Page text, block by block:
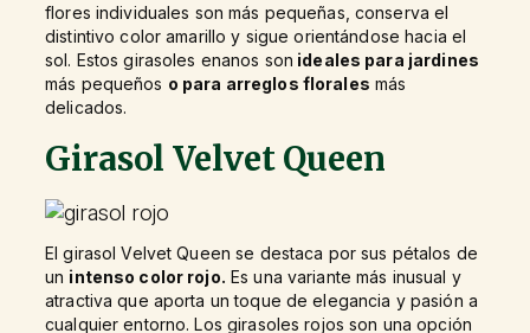
flores individuales son más pequeñas, conserva el
distintivo color amarillo y sigue orientándose hacia el
sol. Estos girasoles enanos son ideales para jardines
más pequeños o para arreglos florales más
delicados.
Girasol Velvet Queen
El girasol Velvet Queen se destaca por sus pétalos de
un intenso color rojo. Es una variante más inusual y
atractiva que aporta un toque de elegancia y pasión a
cualquier entorno. Los girasoles rojos son una opción